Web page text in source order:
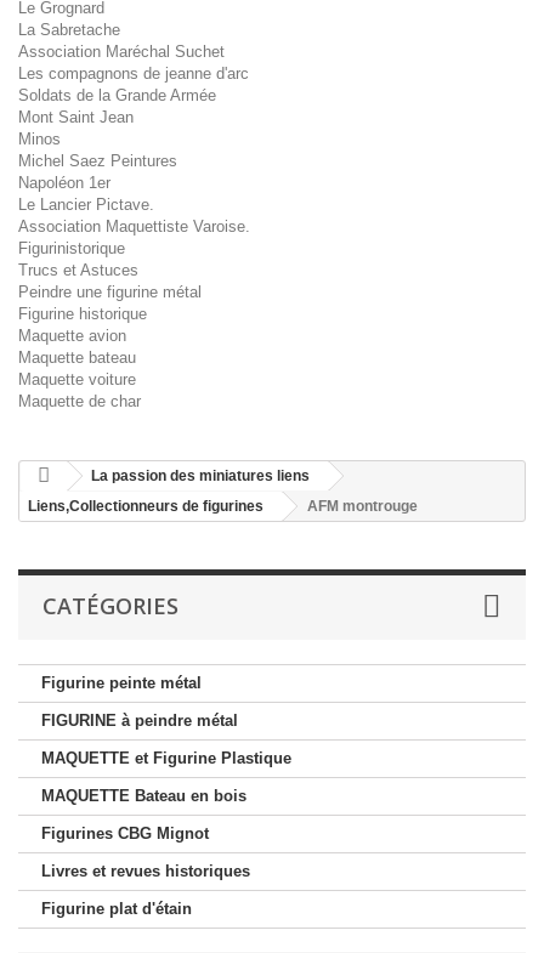
Le Grognard
La Sabretache
Association Maréchal Suchet
Les compagnons de jeanne d'arc
Soldats de la Grande Armée
Mont Saint Jean
Minos
Michel Saez Peintures
Napoléon 1er
Le Lancier Pictave.
Association Maquettiste Varoise.
Figurinistorique
Trucs et Astuces
Peindre une figurine métal
Figurine historique
Maquette avion
Maquette bateau
Maquette voiture
Maquette de char
La passion des miniatures liens
Liens,Collectionneurs de figurines
AFM montrouge
CATÉGORIES
Figurine peinte métal
FIGURINE à peindre métal
MAQUETTE et Figurine Plastique
MAQUETTE Bateau en bois
Figurines CBG Mignot
Livres et revues historiques
Figurine plat d'étain